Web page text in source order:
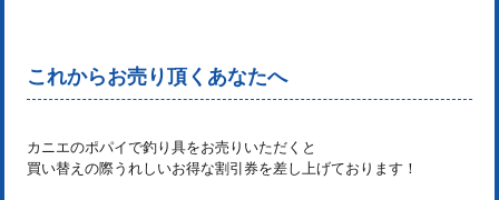
これからお売り頂くあなたへ
カニエのポパイで釣り具をお売りいただくと
買い替えの際うれしいお得な割引券を差し上げております！